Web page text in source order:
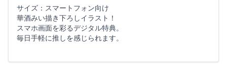
サイズ：スマートフォン向け
華酒みい描き下ろしイラスト！
スマホ画面を彩るデジタル特典。
毎日手軽に推しを感じられます。